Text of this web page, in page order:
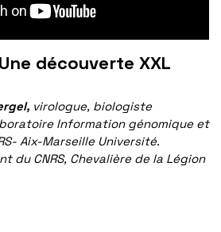
découverte XXL
virologue, biologiste
Information génomique et
Aix-Marseille Université.
du CNRS, Chevalière de la Légion